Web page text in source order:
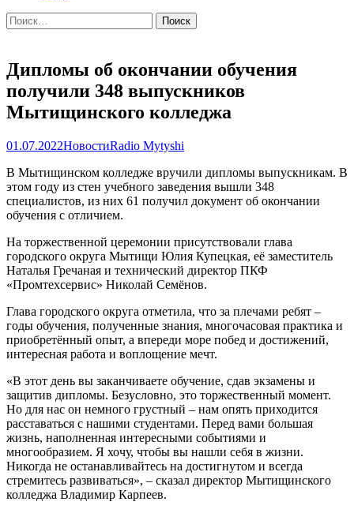
Найти:
Дипломы об окончании обучения
получили 348 выпускников
Мытищинского колледжа
01.07.2022НовостиRadio Mytyshi
В Мытищинском колледже вручили дипломы выпускникам. В
этом году из стен учебного заведения вышли 348
специалистов, из них 61 получил документ об окончании
обучения с отличием.
На торжественной церемонии присутствовали глава
городского округа Мытищи Юлия Купецкая, её заместитель
Наталья Гречаная и технический директор ПКФ
«Промтехсервис» Николай Семёнов.
Глава городского округа отметила, что за плечами ребят –
годы обучения, полученные знания, многочасовая практика и
приобретённый опыт, а впереди море побед и достижений,
интересная работа и воплощение мечт.
«В этот день вы заканчиваете обучение, сдав экзамены и
защитив дипломы. Безусловно, это торжественный момент.
Но для нас он немного грустный – нам опять приходится
расставаться с нашими студентами. Перед вами большая
жизнь, наполненная интересными событиями и
многообразием. Я хочу, чтобы вы нашли себя в жизни.
Никогда не останавливайтесь на достигнутом и всегда
стремитесь развиваться», – сказал директор Мытищинского
колледжа Владимир Карпеев.